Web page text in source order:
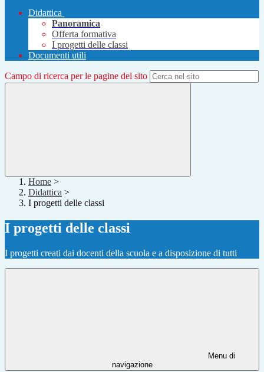
Didattica
Panoramica
Offerta formativa
I progetti delle classi
Documenti utili
Campo di ricerca per le pagine del sito
Home >
Didattica >
I progetti delle classi
I progetti delle classi
I progetti creati dai docenti della scuola e a disposizione di tutti
Menu di
navigazione